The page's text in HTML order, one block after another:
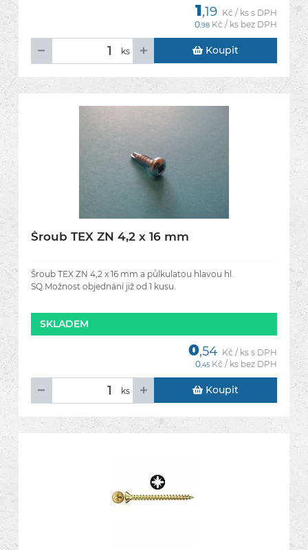
1,19 Kč / ks s DPH
0,98 Kč / ks bez DPH
ks Koupit
Šroub TEX ZN 4,2 x 16 mm
Šroub TEX ZN 4,2 x 16 mm a půlkulatou hlavou hl.
SQ.Možnost objednání již od 1 kusu.
SKLADEM
0,54 Kč / ks s DPH
0,45 Kč / ks bez DPH
ks Koupit